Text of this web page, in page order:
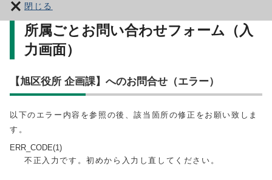
閉じる
所属ごとお問い合わせフォーム（入
力画面）
【旭区役所 企画課】へのお問合せ（エラー）
以下のエラー内容を参照の後、該当箇所の修正をお願い致しま
す。
ERR_CODE(1)
不正入力です。初めから入力し直してください。